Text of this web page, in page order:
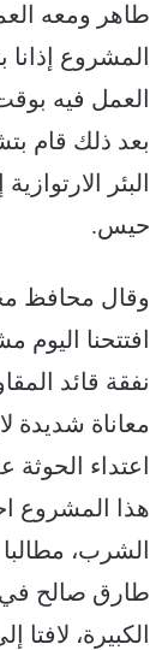
طاهر ومعه
المشروع
العمل فيه
بعد ذلك قام
البئر
حيس.
وقال محافظ
افتتحنا
نفقة قائد
معاناة شديدة
اعتداء
هذا المشروع
الشرب،
طارق صالح في
الكبيرة،